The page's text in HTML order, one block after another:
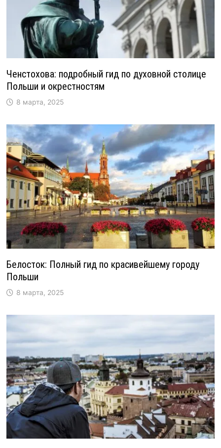
Ченстохова: подробный гид по духовной столице
Польши и окрестностям
8 марта, 2025
Белосток: Полный гид по красивейшему городу
Польши
8 марта, 2025